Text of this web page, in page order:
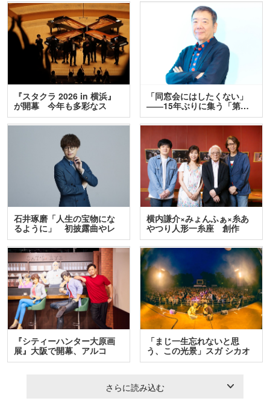
『スタクラ 2026 in 横浜』
が開幕 今年も多彩なス
テ…
「同窓会にはしたくない」
――15年ぶりに集う「第…
石井琢磨「人生の宝物にな
るように」 初披露曲やレ
ア…
横内謙介×みょんふぁ×糸あ
やつり人形一糸座 創作
人…
『シティーハンター大原画
展』大阪で開幕、アルコ
＆…
「まじ一生忘れないと思
う、この光景」スガ シカオ
と…
さらに読み込む